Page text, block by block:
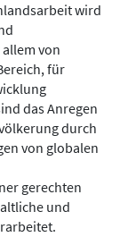
wird
von
für
das Anregen
durch
von globalen
gerechten
und